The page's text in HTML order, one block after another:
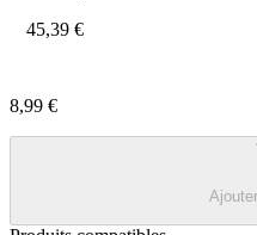
45,39 €
8,99 €